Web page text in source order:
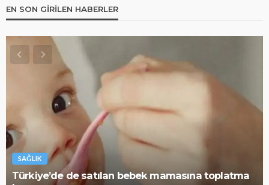
EN SON GIRILEN HABERLER
SAĞLIK
Türkiye’de de satılan bebek mamasına toplatma